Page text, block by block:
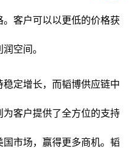
客户可以以更低的价格获
空间。
定增长，而韬博供应链中
客户提供了全方位的支持
市场，赢得更多商机。 韬